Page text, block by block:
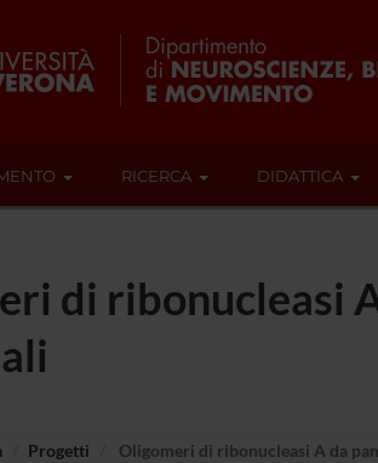
RICERCA DIDATTICA
di ribonucleasi
Progetti Oligomeri di ribonucleasi A da